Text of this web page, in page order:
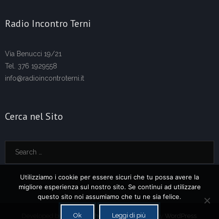
Radio Incontro Terni
Via Benucci 19/21
Tel. 376 1929558
info@radioincontroterni.it
Cerca nel Sito
Think Up Themes Ltd. Powered by WordPress
Utilizziamo i cookie per essere sicuri che tu possa avere la
migliore esperienza sul nostro sito. Se continui ad utilizzare
questo sito noi assumiamo che tu ne sia felice.
Ok Leggi di più